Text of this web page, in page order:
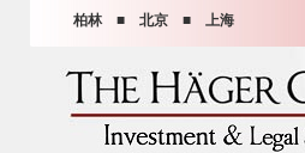
柏林 ■ 北京 ■ 上海